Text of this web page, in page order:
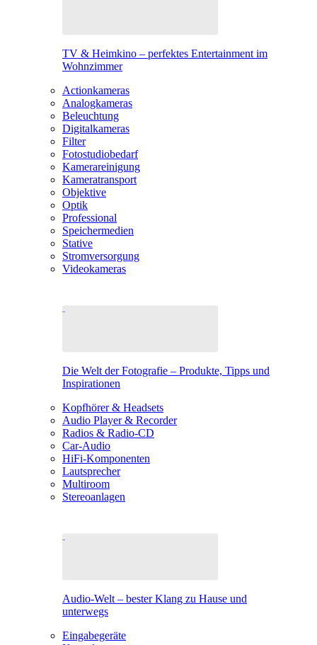
TV & Heimkino – perfektes Entertainment im
Wohnzimmer
Actionkameras
Analogkameras
Beleuchtung
Digitalkameras
Filter
Fotostudiobedarf
Kamerareinigung
Kameratransport
Objektive
Optik
Professional
Speichermedien
Stative
Stromversorgung
Videokameras
Die Welt der Fotografie – Produkte, Tipps und
Inspirationen
Kopfhörer & Headsets
Audio Player & Recorder
Radios & Radio-CD
Car-Audio
HiFi-Komponenten
Lautsprecher
Multiroom
Stereoanlagen
Audio-Welt – bester Klang zu Hause und
unterwegs
Eingabegeräte